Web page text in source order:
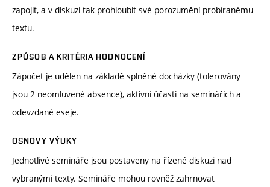
zapojit, a v diskuzi tak prohloubit své porozumění probíranému
textu.
ZPŮSOB A KRITÉRIA HODNOCENÍ
Zápočet je udělen na základě splněné docházky (tolerovány
jsou 2 neomluvené absence), aktivní účasti na seminářích a
odevzdané eseje.
OSNOVY VÝUKY
Jednotlivé semináře jsou postaveny na řízené diskuzi nad
vybranými texty. Semináře mohou rovněž zahrnovat